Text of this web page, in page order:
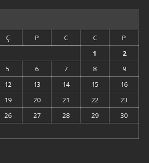
Ç P C C
P
1
2
5 6 7 8
9
12 13 14 15
16
19 20 21 22
23
26 27 28 29
30